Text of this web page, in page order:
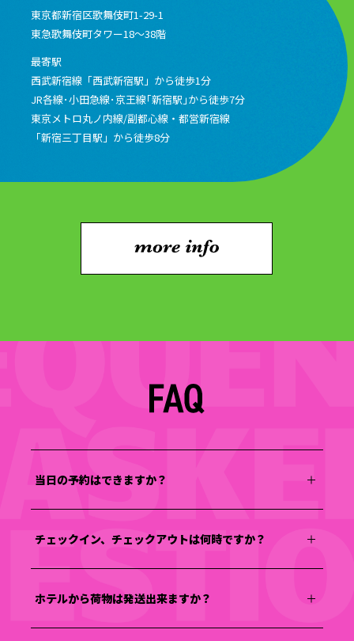
東京都新宿区歌舞伎町1-29-1
東急歌舞伎町タワー18～38階
最寄駅
西武新宿線「西武新宿駅」から徒歩1分
JR各線･小田急線･京王線｢新宿駅｣から徒歩7分
東京メトロ丸ノ内線/副都心線・都営新宿線
「新宿三丁目駅」から徒歩8分
当日の予約はできますか？
チェックイン、チェックアウトは何時ですか？
ホテルから荷物は発送出来ますか？